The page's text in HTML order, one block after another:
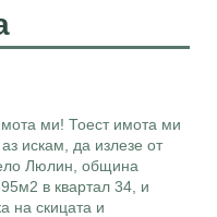
ми! Тоест имота ми
искам, да излезе от
Люлин, община
в квартал 34, и
на скицата и